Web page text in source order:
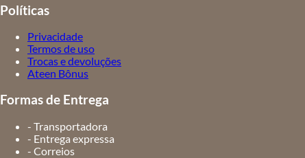
Políticas
Privacidade
Termos de uso
Trocas e devoluções
Ateen Bônus
Formas de Entrega
- Transportadora
- Entrega expressa
- Correios